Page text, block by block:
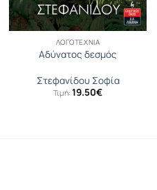
ΛΟΓΟΤΕΧΝΊΑ
Αδύνατος δεσμός
Στεφανίδου Σοφία
Τιμή: 19.50€